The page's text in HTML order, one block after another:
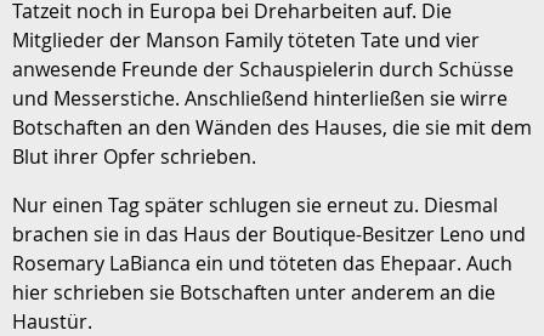
Tatzeit noch in Europa bei Dreharbeiten auf. Die
Mitglieder der Manson Family töteten Tate und vier
anwesende Freunde der Schauspielerin durch Schüsse
und Messerstiche. Anschließend hinterließen sie wirre
Botschaften an den Wänden des Hauses, die sie mit dem
Blut ihrer Opfer schrieben.
Nur einen Tag später schlugen sie erneut zu. Diesmal
brachen sie in das Haus der Boutique-Besitzer Leno und
Rosemary LaBianca ein und töteten das Ehepaar. Auch
hier schrieben sie Botschaften unter anderem an die
Haustür.